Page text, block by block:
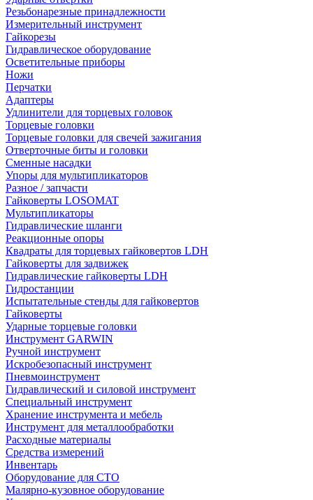
Резьбонарезные принадлежности
Измерительный инструмент
Гайкорезы
Гидравлическое оборудование
Осветительные приборы
Ножи
Перчатки
Адаптеры
Удлинители для торцевых головок
Торцевые головки
Торцевые головки для свечей зажигания
Отверточные биты и головки
Сменные насадки
Упоры для мультипликаторов
Разное / запчасти
Гайковерты LOSOMAT
Мультипликаторы
Гидравлические шланги
Реакционные опоры
Квадраты для торцевых гайковертов LDH
Гайковерты для задвижек
Гидравлические гайковерты LDH
Гидростанции
Испытательные стенды для гайковертов
Гайковерты
Ударные торцевые головки
Инструмент GARWIN
Ручной инструмент
Искробезопасный инструмент
Пневмоинструмент
Гидравлический и силовой инструмент
Специальный инструмент
Хранение инструмента и мебель
Инструмент для металлообработки
Расходные материалы
Средства измерений
Инвентарь
Оборудование для СТО
Малярно-кузовное оборудование